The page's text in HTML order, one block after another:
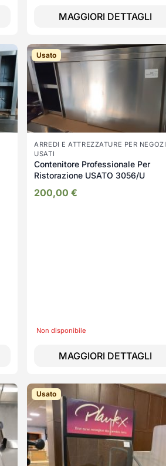
MAGGIORI DETTAGLI
Usato
ARREDI E ATTREZZATURE PER NEGOZI
USATI
Contenitore Professionale Per
Ristorazione USATO 3056/U
200,00€
Non disponibile
MAGGIORI DETTAGLI
Usato